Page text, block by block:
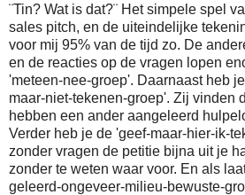
¨Tin? Wat is dat?¨ Het simpele spel
sales pitch, en de uiteindelijke
voor mij 95% van de tijd zo. De
en de reacties op de vragen lopen
'meteen-nee-groep'. Daarnaast heb
maar-niet-tekenen-groep'. Zij vinden
hebben een ander aangeleerd
Verder heb je de 'geef-maar-hier-ik-
zonder vragen de petitie bijna uit je
zonder te weten waar voor. En als
geleerd-ongeveer-milieu-bewuste-